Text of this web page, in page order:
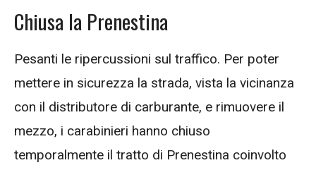
Chiusa la Prenestina
Pesanti le ripercussioni sul traffico. Per poter
mettere in sicurezza la strada, vista la vicinanza
con il distributore di carburante, e rimuovere il
mezzo, i carabinieri hanno chiuso
temporalmente il tratto di Prenestina coinvolto